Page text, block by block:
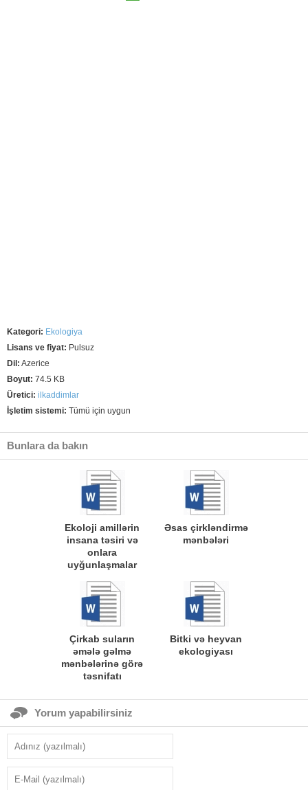
Kategori: Ekologiya
Lisans ve fiyat: Pulsuz
Dil: Azerice
Boyut: 74.5 KB
Üretici: ilkaddimlar
İşletim sistemi: Tümü için uygun
Bunlara da bakın
Ekoloji amillərin
insana təsiri və
onlara
uyğunlaşmalar
Əsas çirkləndirmə
mənbələri
Çirkab suların
əmələ gəlmə
mənbələrinə görə
təsnifatı
Bitki və heyvan
ekologiyası
Yorum yapabilirsiniz